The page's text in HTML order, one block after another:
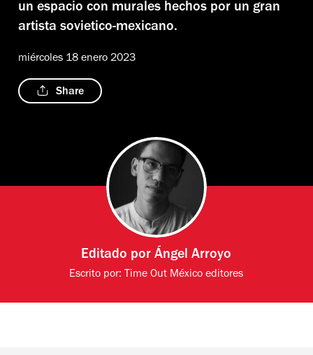
un espacio con murales hechos por un gran
artista sovietico-mexicano.
miércoles 18 enero 2023
Share
Editado porÁngel Arroyo
Escrito por:Time Out México editores